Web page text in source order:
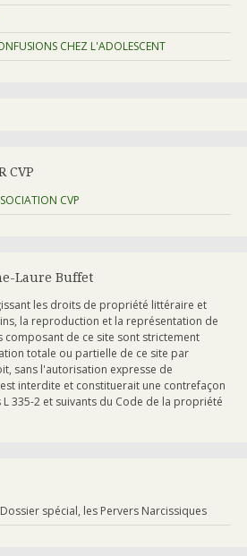
CHEZ L'ADOLESCENT
CVP
CVP
Laure Buffet
les droits de propriété littéraire et
la reproduction et la représentation de
de ce site sont strictement
totale ou partielle de ce site par
sans l'autorisation expresse de
interdite et constituerait une contrefaçon
335-2 et suivants du Code de la propriété
Dossier spécial, les Pervers Narcissiques